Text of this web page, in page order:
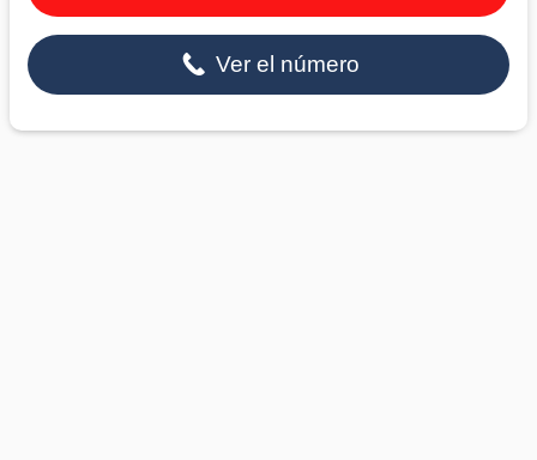
Ver el número